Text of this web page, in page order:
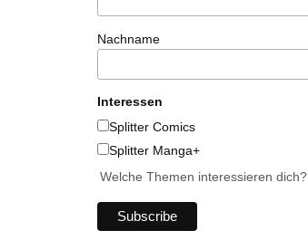
Nachname
Interessen
Splitter Comics
Splitter Manga+
Welche Themen interessieren dich?